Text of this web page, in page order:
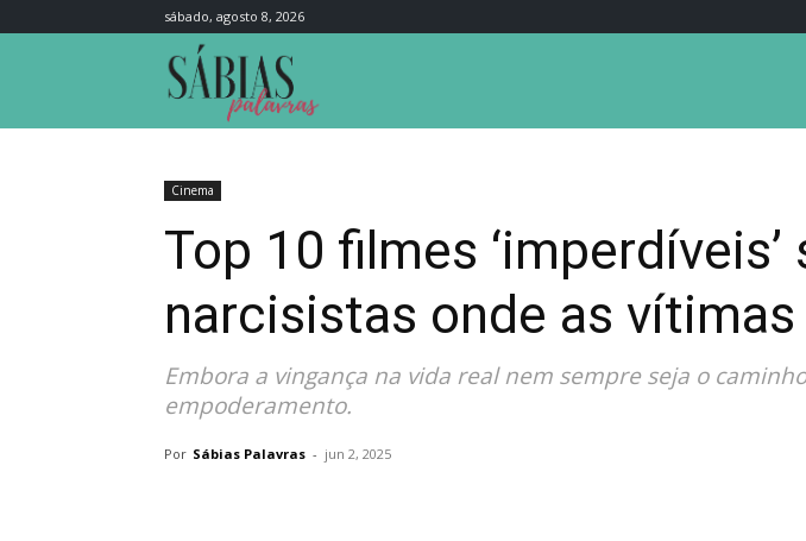
sábado, agosto 8, 2026
Cinema
Top 10 filmes
narcisistas onde as
Embora a vingança na vida real nem sempre seja o
empoderamento.
Por Sábias Palavras - jun 2, 2025